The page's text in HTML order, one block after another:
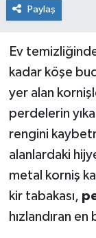
Paylaş
Ev
kadar köşe
yer alan
perdelerin
rengini
alanlardaki
metal korniş
kir tabakası,
hızlandıran